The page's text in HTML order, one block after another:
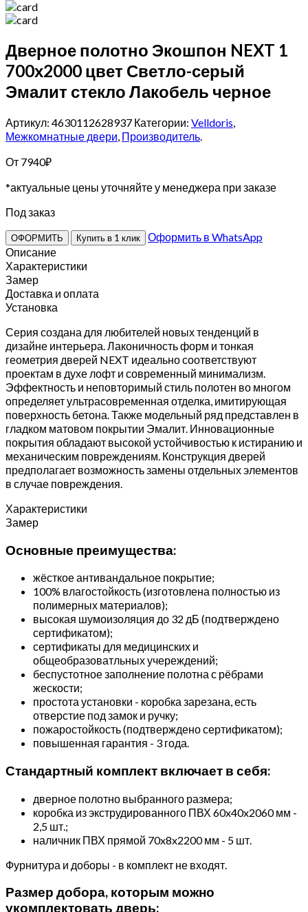
Дверное полотно Экошпон NEXT 1
700х2000 цвет Светло-серый
Эмалит стекло Лакобель черное
Артикул: 4630112628937 Категории: Velldoris,
Межкомнатные двери, Производитель.
От 7940₽
*актуальные цены уточняйте у менеджера при заказе
Под заказ
ОФОРМИТЬ Купить в 1 клик
Оформить в WhatsApp
Описание
Характеристики
Замер
Доставка и оплата
Установка
Серия создана для любителей новых тенденций в
дизайне интерьера. Лаконичность форм и тонкая
геометрия дверей NEXT идеально соответствуют
проектам в духе лофт и современный минимализм.
Эффектность и неповторимый стиль полотен во многом
определяет ультрасовременная отделка, имитирующая
поверхность бетона. Также модельный ряд представлен в
гладком матовом покрытии Эмалит. Инновационные
покрытия обладают высокой устойчивостью к истиранию и
механическим повреждениям. Конструкция дверей
предполагает возможность замены отдельных элементов
в случае повреждения.
Характеристики
Замер
Основные преимущества:
жёсткое антивандальное покрытие;
100% влагостойкость (изготовлена полностью из
полимерных материалов);
высокая шумоизоляция до 32 дБ (подтверждено
сертификатом);
сертификаты для медицинских и
общеобразоватльных учереждений;
беспустотное заполнение полотна с рёбрами
жескости;
простота установки - коробка зарезана, есть
отверстие под замок и ручку;
пожаростойкость (подтверждено сертификатом);
повышенная гарантия - 3 года.
Стандартный комплект включает в себя:
дверное полотно выбранного размера;
коробка из экструдированного ПВХ 60x40x2060 мм -
2,5 шт.;
наличник ПВХ прямой 70x8x2200 мм - 5 шт.
Фурнитура и доборы - в комплект не входят.
Размер добора, которым можно
укомплектовать дверь: